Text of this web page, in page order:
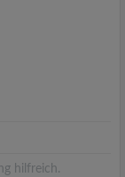
hilfreich.